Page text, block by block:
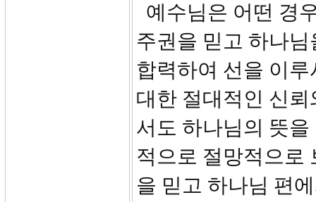
예수님은 어떤 경
주권을 믿고 하나
합력하여 선을 이
대한 절대적인 신
서도 하나님의 뜻
적으로 절망적으로
을 믿고 하나님 편